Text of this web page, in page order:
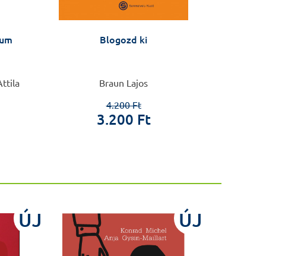
Blogozd ki
Braun Lajos
4.200 Ft
3.200 Ft
ÚJ ÚJ